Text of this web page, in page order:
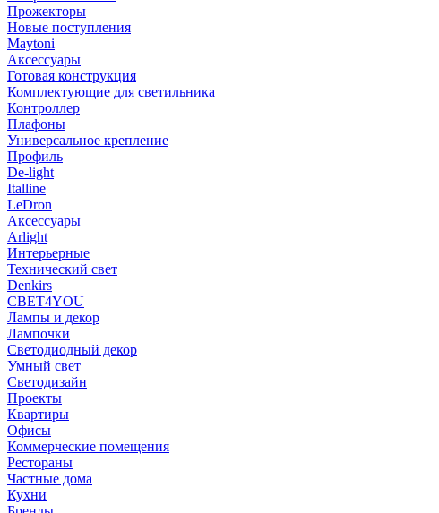
Прожекторы
Новые поступления
Maytoni
Аксессуары
Готовая конструкция
Комплектующие для светильника
Контроллер
Плафоны
Универсальное крепление
Профиль
De-light
Italline
LeDron
Аксессуары
Arlight
Интерьерные
Технический свет
Denkirs
СВЕТ4YOU
Лампы и декор
Лампочки
Светодиодный декор
Умный свет
Светодизайн
Проекты
Квартиры
Офисы
Коммерческие помещения
Рестораны
Частные дома
Кухни